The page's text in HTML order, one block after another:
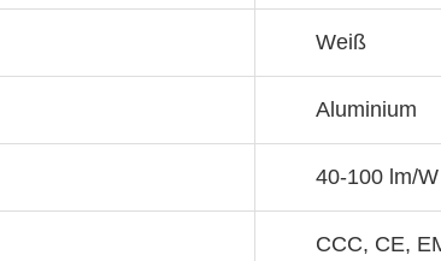
Weiß
Aluminium
40-100 lm/W
CCC, CE,